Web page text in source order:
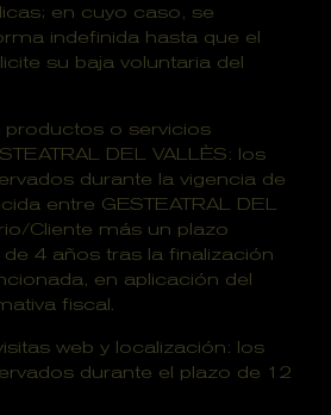
en cuyo caso, se
indefinida hasta que el
su baja voluntaria del
productos o servicios
DEL VALLÈS: los
durante la vigencia de
entre GESTEATRAL DEL
Cliente más un plazo
4 años tras la finalización
en aplicación del
fiscal.
web y localización: los
durante el plazo de 12